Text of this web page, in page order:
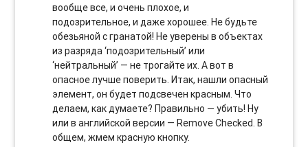
вообще все, и очень плохое, и
подозрительное, и даже хорошее. Не будьте
обезьяной с гранатой! Не уверены в объектах
из разряда ‘подозрительный’ или
‘нейтральный’ — не трогайте их. А вот в
опасное лучше поверить. Итак, нашли опасный
элемент, он будет подсвечен красным. Что
делаем, как думаете? Правильно — убить! Ну
или в английской версии — Remove Checked. В
общем, жмем красную кнопку.